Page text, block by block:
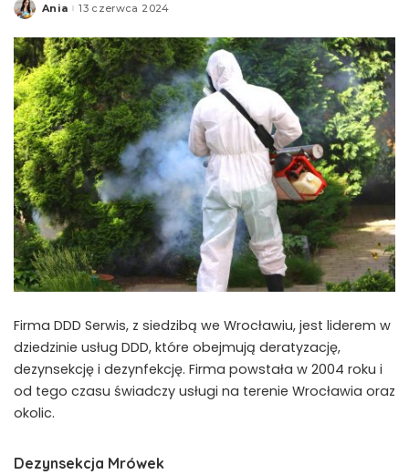
Posted
Ania 13 czerwca 2024
Firma DDD Serwis, z siedzibą we Wrocławiu, jest liderem w
dziedzinie usług DDD, które obejmują deratyzację,
dezynsekcję i dezynfekcję. Firma powstała w 2004 roku i
od tego czasu świadczy usługi na terenie Wrocławia oraz
okolic.
Dezynsekcja Mrówek